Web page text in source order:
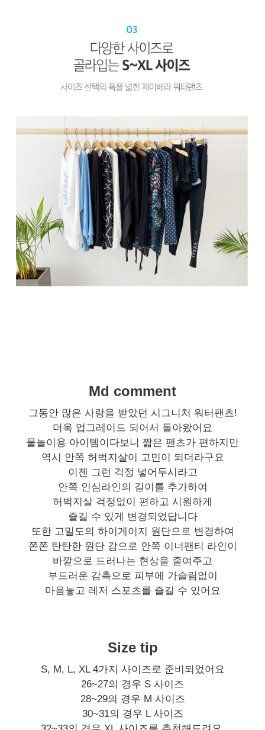
Md comment
그동안 많은 사랑을 받았던 시그니처 워터팬츠!
더욱 업그레이드 되어서 돌아왔어요
물놀이용 아이템이다보니 짧은 팬츠가 편하지만
역시 안쪽 허벅지살이 고민이 되더라구요
이젠 그런 걱정 넣어두시라고
안쪽 인심라인의 길이를 추가하여
허벅지살 걱정없이 편하고 시원하게
즐길 수 있게 변경되었답니다
또한 고밀도의 하이게이지 원단으로 변경하여
쫀쫀 탄탄한 원단 감으로 안쪽 이너팬티 라인이
바깥으로 드러나는 현상을 줄여주고
부드러운 감촉으로 피부에 가슬림없이
마음놓고 레저 스포츠를 즐길 수 있어요
Size tip
S, M, L, XL 4가지 사이즈로 준비되었어요
26~27의 경우 S 사이즈
28~29의 경우 M 사이즈
30~31의 경우 L 사이즈